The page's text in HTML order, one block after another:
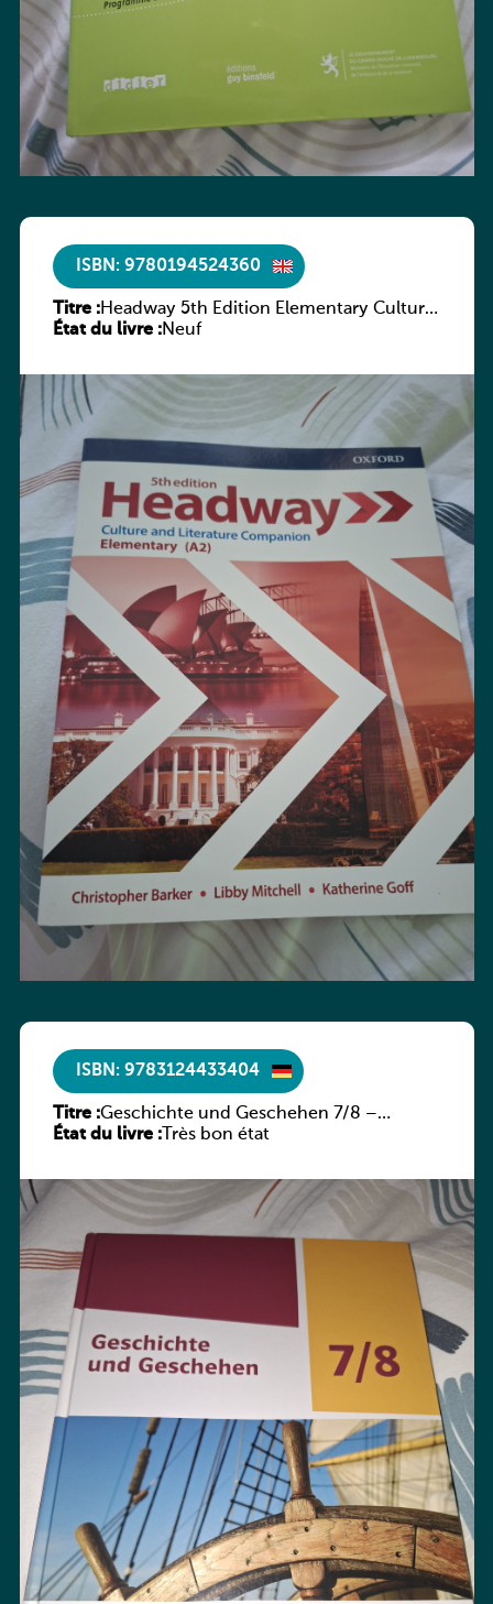
ISBN: 9780194524360
Titre :Headway 5th Edition Elementary Culture
and Literature Companion
État du livre :Neuf
ISBN: 9783124433404
Titre :Geschichte und Geschehen 7/8 –
Rheinland-Pfalz
État du livre :Très bon état